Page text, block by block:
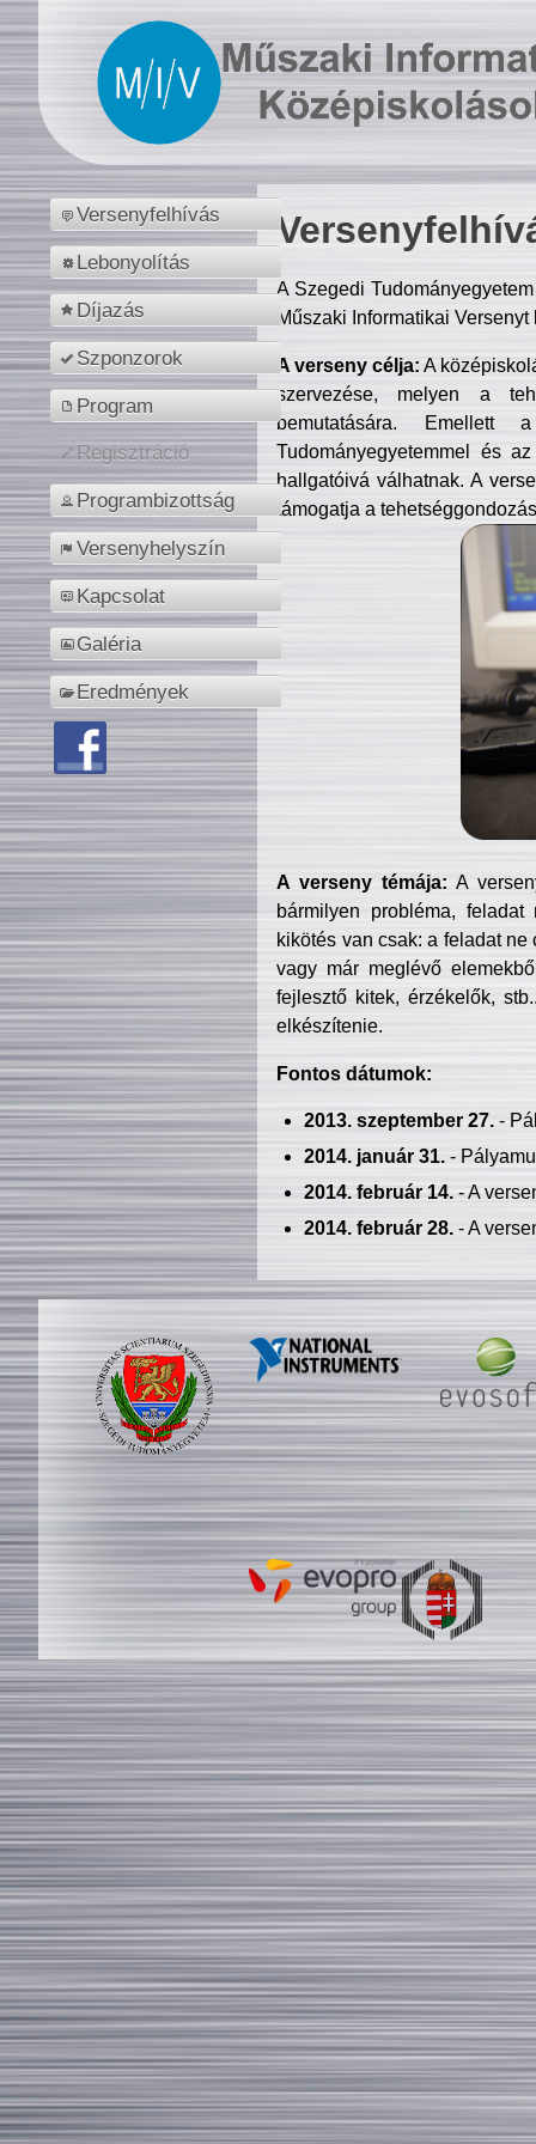
Versenyfelhívás
Lebonyolítás
Díjazás
Szponzorok
Program
Regisztráció
Programbizottság
Versenyhelyszín
Kapcsolat
Galéria
Eredmények
A Szegedi
Műszaki Informatikai
A verseny célja: A
szervezése, melyen a
bemutatására. Emellett
Tudományegyetemmel és
hallgatóivá válhatnak. A
támogatja a
A verseny témája: A
bármilyen probléma, feladat
kikötés van csak: a feladat
vagy már meglévő
fejlesztő kitek, érzékelők,
elkészítenie.
Fontos dátumok:
2013. szeptember 27.-
2014. január 31.-
2014. február 14.- A
2014. február 28.- A